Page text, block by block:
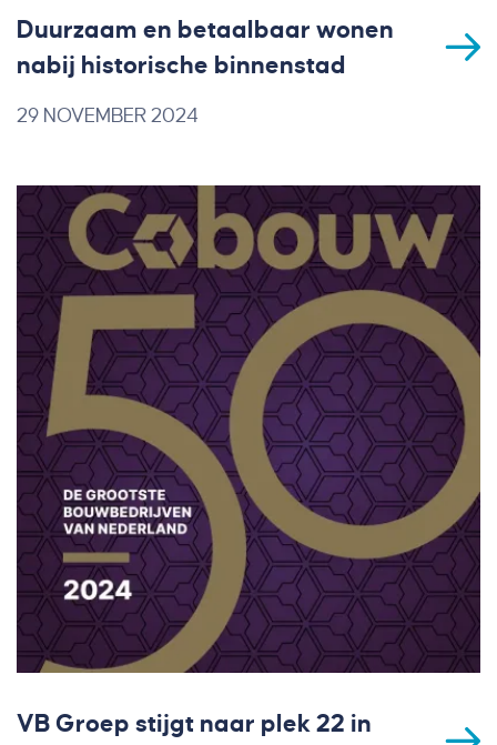
Duurzaam en betaalbaar wonen
nabij historische binnenstad
29 NOVEMBER 2024
VB Groep stijgt naar plek 22 in